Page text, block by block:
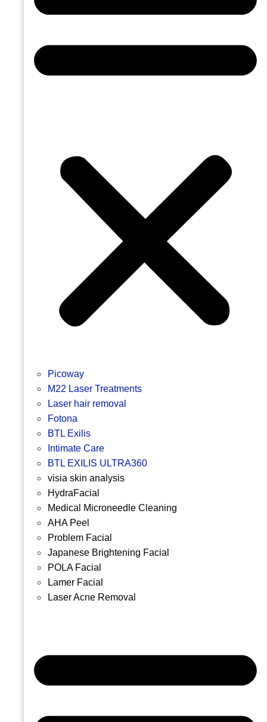
Picoway
M22 Laser Treatments
Laser hair removal
Fotona
BTL Exilis
Intimate Care
BTL EXILIS ULTRA360
visia skin analysis
HydraFacial
Medical Microneedle Cleaning
AHA Peel
Problem Facial
Japanese Brightening Facial
POLA Facial
Lamer Facial
Laser Acne Removal